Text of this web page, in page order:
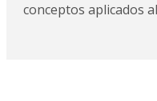
conceptos aplicados